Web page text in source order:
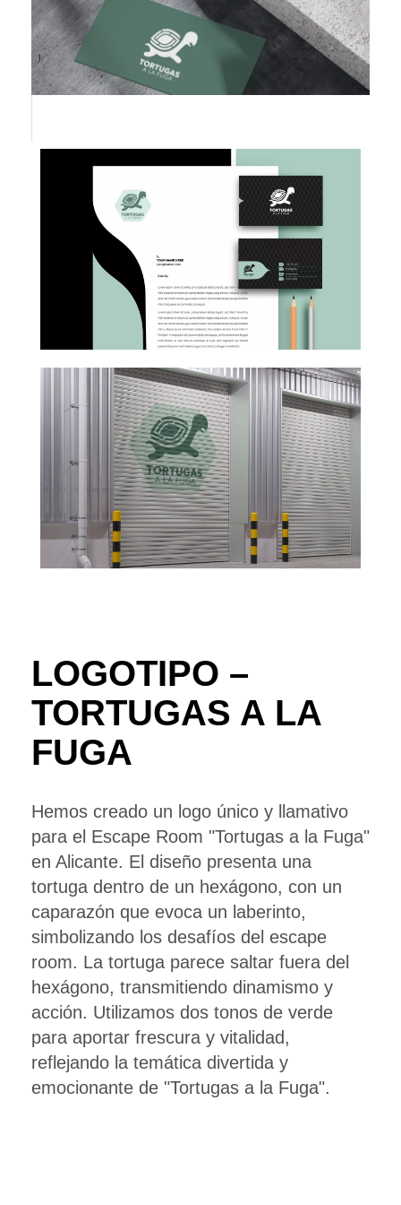
LOGOTIPO –
TORTUGAS A LA
FUGA
Hemos creado un logo único y llamativo
para el Escape Room "Tortugas a la Fuga"
en Alicante. El diseño presenta una
tortuga dentro de un hexágono, con un
caparazón que evoca un laberinto,
simbolizando los desafíos del escape
room. La tortuga parece saltar fuera del
hexágono, transmitiendo dinamismo y
acción. Utilizamos dos tonos de verde
para aportar frescura y vitalidad,
reflejando la temática divertida y
emocionante de "Tortugas a la Fuga".